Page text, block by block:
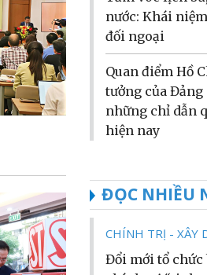
nước: Khái
đối ngoại
Quan điểm Hồ
tưởng của Đảng
những chỉ dẫn
hiện nay
ĐỌC NHIỀU
CHÍNH TRỊ - XÂY
Đổi mới tổ chức